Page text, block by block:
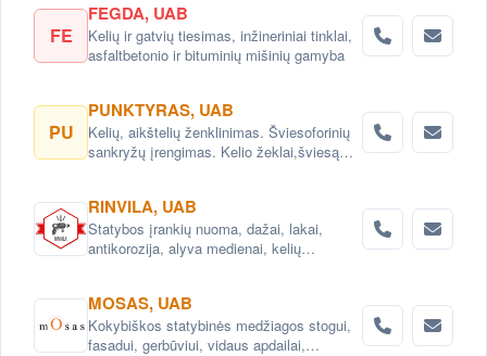
FE
FEGDA, UAB
Kelių ir gatvių tiesimas, inžineriniai tinklai,
asfaltbetonio ir bituminių mišinių gamyba
PU
PUNKTYRAS, UAB
Kelių, aikštelių ženklinimas. Šviesoforinių
sankryžų įrengimas. Kelio žeklai,šviesą
RINVILA, UAB
Statybos įrankių nuoma, dažai, lakai,
antikorozija, alyva medienai, kelių
MOSAS, UAB
Kokybiškos statybinės medžiagos stogui,
fasadui, gerbūviui, vidaus apdailai,